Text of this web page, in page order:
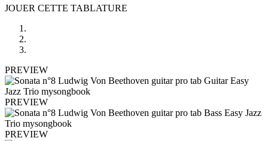
JOUER CETTE TABLATURE
PREVIEW
PREVIEW
PREVIEW